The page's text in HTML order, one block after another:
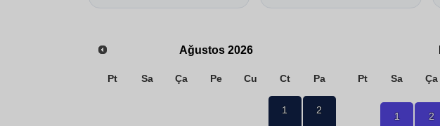
Ağustos 2026
Pt Sa Ça Pe Cu Ct Pa
1 2
Pt Sa Ça
1 2